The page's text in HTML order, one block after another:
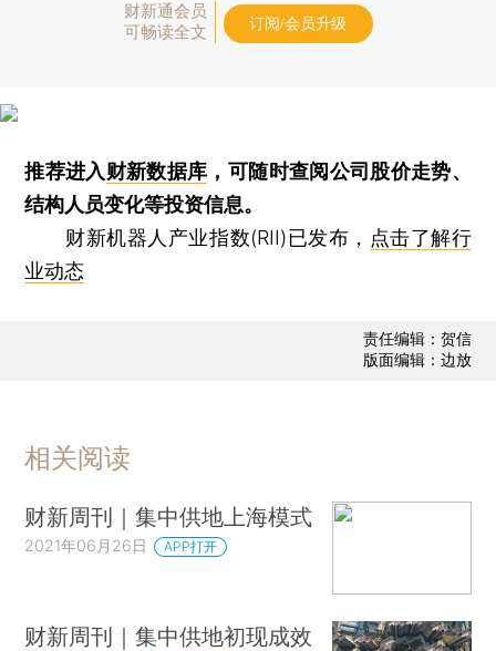
财新通会员
可畅读全文
订阅/会员升级
推荐进入财新数据库 ，可随时查阅公司股价走势、
结构人员变化等投资信息。
财新机器人产业指数(RII)已发布， 点击了解行
业动态
责任编辑：贺信
版面编辑：边放
相关阅读
财新周刊｜集中供地上海模式
2021年06月26日 APP打开
财新周刊｜集中供地初现成效